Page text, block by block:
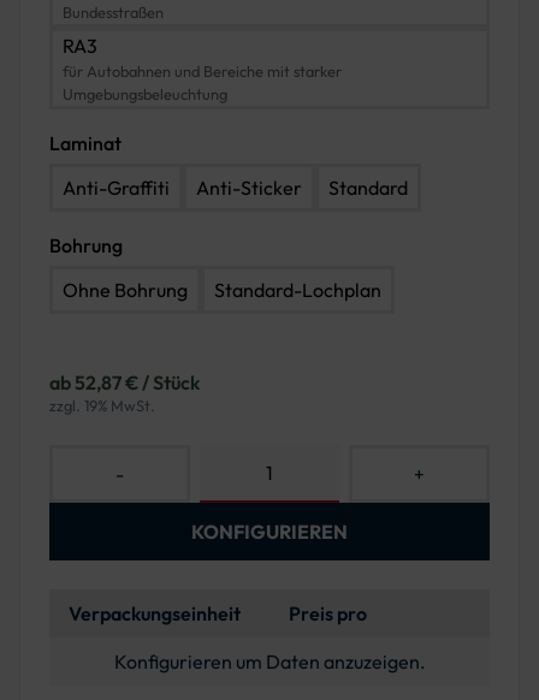
Bundesstraßen
RA3
für Autobahnen und Bereiche mit starker
Umgebungsbeleuchtung
Laminat
Anti-Graffiti
Anti-Sticker Standard
Bohrung
Ohne Bohrung
Standard-Lochplan
ab 52,87 € / Stück
zzgl. 19% MwSt.
- +
KONFIGURIEREN
Verpackungseinheit
Preis pro
Konfigurieren um Daten anzuzeigen.